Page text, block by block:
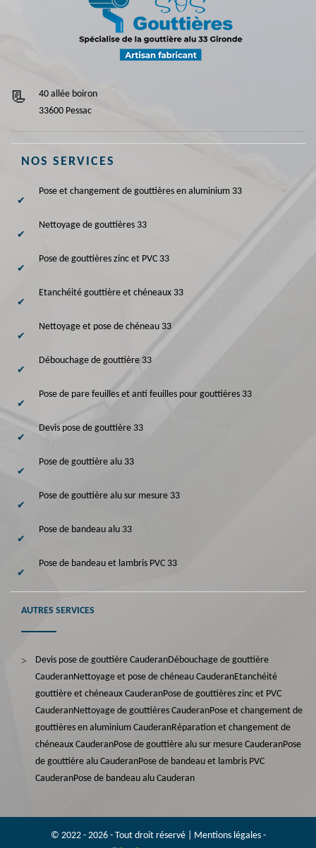
40 allée boiron
33600 Pessac
NOS SERVICES
Pose et changement de gouttières en aluminium 33
Nettoyage de gouttières 33
Pose de gouttières zinc et PVC 33
Etanchéité gouttière et chéneaux 33
Nettoyage et pose de chéneau 33
Débouchage de gouttière 33
Pose de pare feuilles et anti feuilles pour gouttières 33
Devis pose de gouttière 33
Pose de gouttière alu 33
Pose de gouttière alu sur mesure 33
Pose de bandeau alu 33
Pose de bandeau et lambris PVC 33
AUTRES SERVICES
Devis pose de gouttière CauderanDébouchage de gouttière
CauderanNettoyage et pose de chéneau CauderanEtanchéité
gouttière et chéneaux CauderanPose de gouttières zinc et PVC
CauderanNettoyage de gouttières CauderanPose et changement de
gouttières en aluminium CauderanRéparation et changement de
chéneaux CauderanPose de gouttière alu sur mesure CauderanPose
de gouttière alu CauderanPose de bandeau et lambris PVC
CauderanPose de bandeau alu Cauderan
© 2022 - 2026 - Tout droit réservé | Mentions légales-